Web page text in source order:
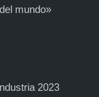
mundo»
2023